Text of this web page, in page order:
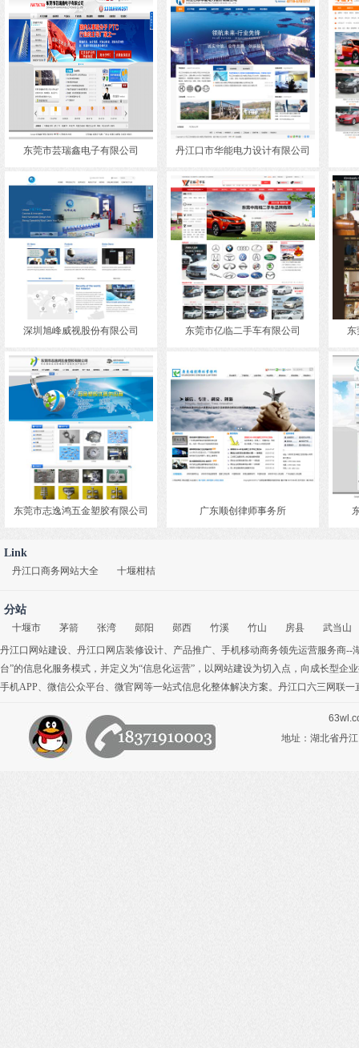
东莞市芸瑞鑫电子有限公司 丹江口市华能电力设计有限公司
深圳旭峰威视股份有限公司 东莞市亿临二手车有限公司
东莞市志逸鸿五金塑胶有限公司 广东顺创律师事务所
Link
丹江口商务网站大全 十堰柑桔
分站
十堰市 茅箭 张湾 郧阳 郧西 竹溪 竹山 房县
武当山
丹江口网站建设、 丹江口网店装修设计、 产品推广、 手机移动商务领先运营服务商--
台”的信息化服务模式，并定义为“信息化运营”，以网站建设为切入点，向成长型企
手机APP、 微信公众平台、 微官网等一站式信息化整体解决方案。丹江口六三网联
地址：湖北省丹